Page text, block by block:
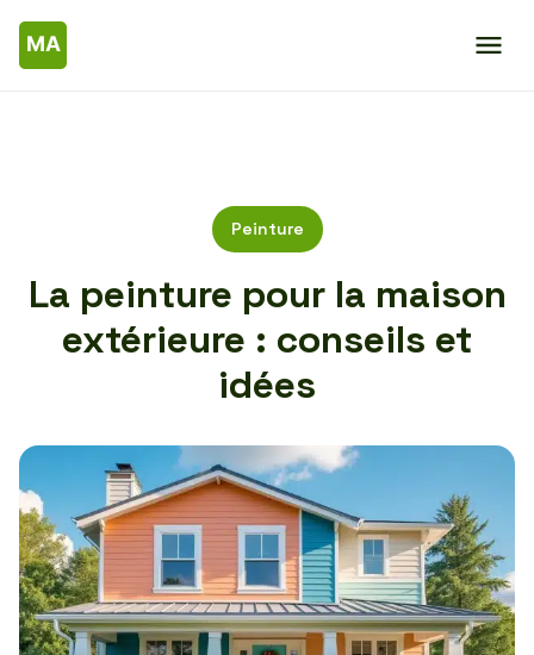
Peinture
La peinture pour la maison
extérieure : conseils et
idées